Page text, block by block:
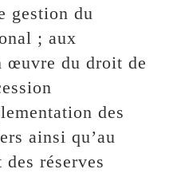
gestion du
; aux
œuvre du droit de
des
ainsi qu’au
réserves